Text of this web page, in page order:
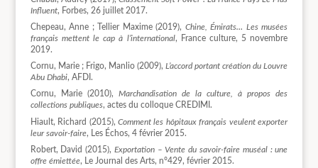
Influent, Forbes, 26 juillet 2017.
Chepeau, Anne ; Tellier Maxime (2019), Chine, Émirats… Les musées
français mettent le cap à l’international, France culture, 5 novembre
2019.
Cornu, Marie ; Frigo, Manlio (2009),L’accord portant création du Louvre
Abu Dhabi, AFDI.
Cornu, Marie (2010), Marchandisation de la culture, à propos des
collections publiques, actes du colloque CREDIMI.
Hiault, Richard (2015),Comment les hôpitaux français veulent exporter
leur savoir-faire, Les Échos, 4 février 2015.
Robert, David (2015), Exportation – Vente du savoir-faire muséal : une
offre émiettée, Le Journal des Arts, n°429, février 2015.